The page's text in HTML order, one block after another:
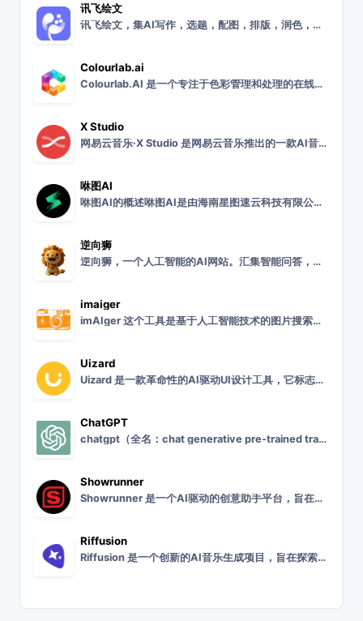
讯飞绘文
讯飞绘文，集AI写作，选题，配图，排版，润色，发布等功能为一体的智能创作平台。通用稿件30分钟生成，深度稿件效率翻番。应用于企业公众号，头条，新闻、等场景。释放
Colourlab.ai
Colourlab.AI 是一个专注于色彩管理和处理的在线平台。Colourlab.AI 平台旨在为创意专业人士提供先进的色彩工具和解决方案。虽然具体功能细节有
X Studio
网易云音乐·X Studio 是网易云音乐推出的一款AI音乐创作工具。网易云音乐·X Studio 工具旨在为音乐创作者提供一个智能化的创作平台，结合了人工智能
咻图AI
咻图AI的概述咻图AI是由海南星图速云科技有限公司开发的一款面向影楼的摄影后期AI修图软件。该软件利用AI人脸识别和先进的图像算法，旨在帮助影楼摄影师快速高效地
逆向狮
逆向狮，一个人工智能的AI网站。汇集智能问答，绘画，图片处理，知识库训练，论文写作等AI应用。人类思维写作我们的ai模型能按人类正常写作习惯和思维，从分析到构思
imaiger
imAIger 这个工具是基于人工智能技术的图片搜索工具，专门用来搜索数百万张由先进的人工智能技术生成的艺术作品和图片。只需简单描述您想要的图像，您就可以开启一
Uizard
Uizard 是一款革命性的AI驱动UI设计工具，它标志着用户界面设计领域的一个重要里程碑。作为世界上首个AI UI设计工具，Uizard 旨在为设计师和开发者
ChatGPT
chatgpt（全名：chat generative pre-trained transformer），是openai研发的一款聊天机器人程序，于2022年11
Showrunner
Showrunner 是一个AI驱动的创意助手平台，旨在帮助创作者和内容制作团队更高效地进行内容创作和管理。Showrunner 平台提供了一系列强大的工具和功
Riffusion
Riffusion 是一个创新的AI音乐生成项目，旨在探索人工智能在音乐创作领域的应用。Riffusion 项目利用先进的机器学习技术，为音乐爱好者和创作者提供